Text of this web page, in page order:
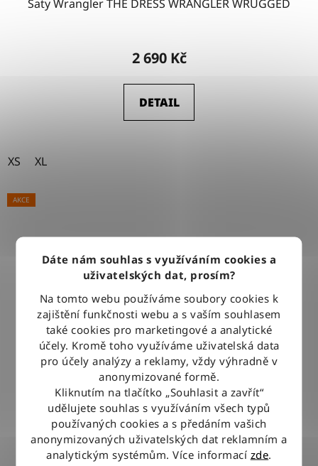
Dáte nám souhlas s využíváním cookies a
uživatelských dat, prosím?
Na tomto webu používáme soubory cookies k
zajištění funkčnosti webu a s vaším souhlasem
také cookies pro marketingové a analytické
účely. Kromě toho využíváme uživatelská data
pro účely analýzy a reklamy, vždy výhradně v
anonymizované formě.
Kliknutím na tlačítko „Souhlasit a zavřít“
udělujete souhlas s využíváním všech typů
používaných cookies a s předáním vašich
anonymizovaných uživatelských dat reklamním a
analytickým systémům. Více informací zde.
Šaty Wrangler THE DRESS WRANGLER WRUGGED
2 690 Kč
DETAIL
XS XL
AKCE
Šaty Wrangler SHIRT DRESS MID INDIGO